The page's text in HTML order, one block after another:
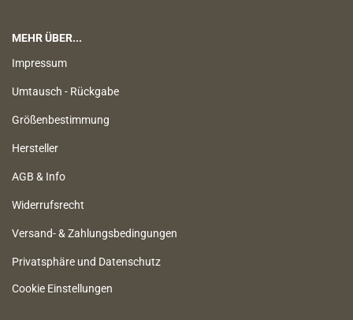
MEHR ÜBER...
Impressum
Umtausch - Rückgabe
Größenbestimmung
Hersteller
AGB & Info
Widerrufsrecht
Versand- & Zahlungsbedingungen
Privatsphäre und Datenschutz
Cookie Einstellungen